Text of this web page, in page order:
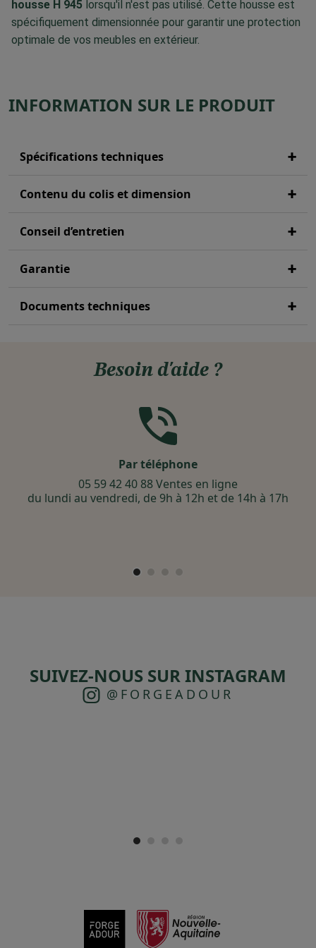
housse H 945 lorsqu'il n'est pas utilisé. Cette housse est
spécifiquement dimensionnée pour garantir une protection
optimale de vos meubles en extérieur.
INFORMATION SUR LE PRODUIT
Spécifications techniques
Contenu du colis et dimension
Conseil d’entretien
Garantie
Documents techniques
Besoin d'aide ?
Par téléphone
05 59 42 40 88 Ventes en ligne
du lundi au vendredi, de 9h à 12h et de 14h à 17h
SUIVEZ-NOUS SUR INSTAGRAM
@FORGEADOUR